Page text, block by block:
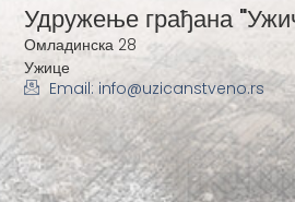
Удружење грађана
Омладинска 28
Ужице
Email: info@uzicanstveno.rs